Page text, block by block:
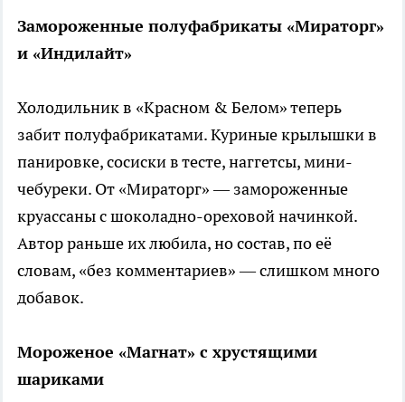
Замороженные полуфабрикаты «Мираторг»
и «Индилайт»
Холодильник в «Красном & Белом» теперь
забит полуфабрикатами. Куриные крылышки в
панировке, сосиски в тесте, наггетсы, мини-
чебуреки. От «Мираторг» — замороженные
круассаны с шоколадно-ореховой начинкой.
Автор раньше их любила, но состав, по её
словам, «без комментариев» — слишком много
добавок.
Мороженое «Магнат» с хрустящими
шариками